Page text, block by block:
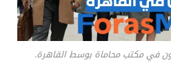
في مكتب محاماة بوسط القاهرة.